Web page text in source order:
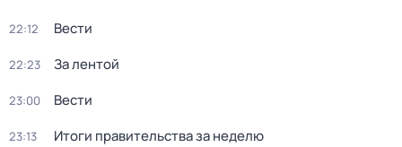
22:12 Вести
22:23 За лентой
23:00 Вести
23:13 Итоги правительства за неделю